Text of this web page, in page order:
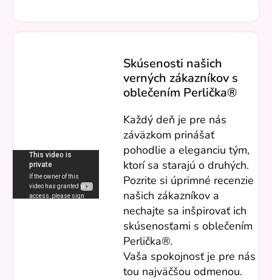
Skúsenosti našich
verných zákazníkov s
oblečením Perlička®
Každý deň je pre nás
záväzkom prinášať
pohodlie a eleganciu tým,
ktorí sa starajú o druhých.
Pozrite si úprimné recenzie
našich zákazníkov a
nechajte sa inšpirovať ich
skúsenosťami s oblečením
Perlička®.
Vaša spokojnosť je pre nás
tou najväčšou odmenou.